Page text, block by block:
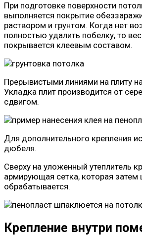
При подготовке поверхности
выполняется покрытие
раствором и грунтом. Когда нет
полностью удалить побелку, то
покрывается клеевым составом.
Прерывистыми линиями на плиту
Укладка плит производится от
сдвигом.
Для дополнительного крепления
дюбеля.
Сверху на уложенный утеплитель
армирующая сетка, которая затем
обрабатывается.
Крепление внутри